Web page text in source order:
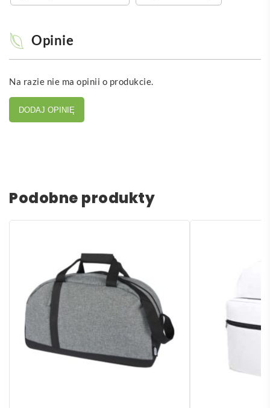
Opinie
Na razie nie ma opinii o produkcie.
DODAJ OPINIĘ
Podobne produkty